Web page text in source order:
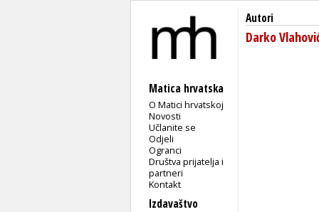
Matica hrvatska
O Matici hrvatskoj
Novosti
Učlanite se
Odjeli
Ogranci
Društva prijatelja i
partneri
Kontakt
Izdavaštvo
Autori
Darko